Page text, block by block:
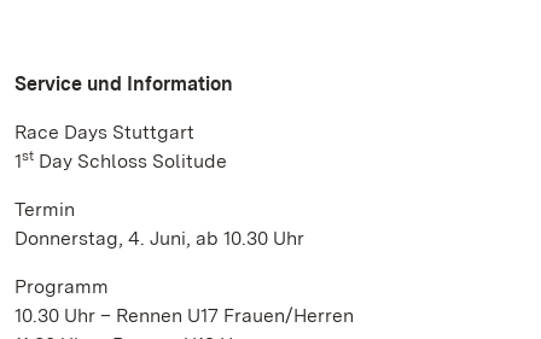
Service und Information
Race Days Stuttgart
1st Day Schloss Solitude
Termin
Donnerstag, 4. Juni, ab 10.30 Uhr
Programm
10.30 Uhr – Rennen U17 Frauen/Herren